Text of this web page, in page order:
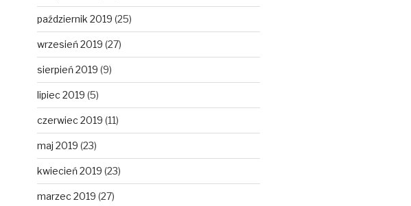
październik 2019 (25)
wrzesień 2019 (27)
sierpień 2019 (9)
lipiec 2019 (5)
czerwiec 2019 (11)
maj 2019 (23)
kwiecień 2019 (23)
marzec 2019 (27)